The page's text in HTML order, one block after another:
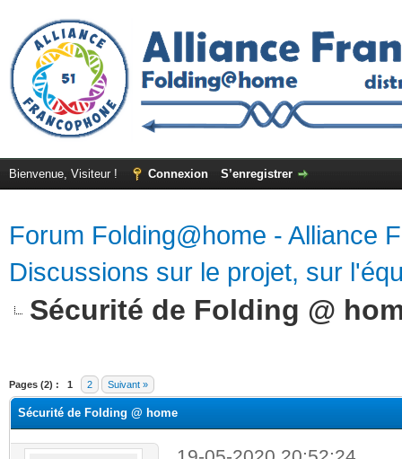
Bienvenue, Visiteur ! Connexion S’enregistrer
Forum Folding@home - Alliance
Discussions sur le projet, sur
Sécurité de Folding @
Pages (2) : 1 2 Suivant »
Sécurité de Folding @ home